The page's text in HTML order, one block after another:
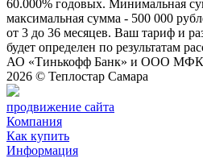
60.000% годовых. Минимальная
максимальная сумма - 500 000
от 3 до 36 месяцев. Ваш тариф и
будет определен по результатам
АО «Тинькофф Банк» и ООО МФК
2026 © Теплостар Самара
продвижение сайта
Компания
Как купить
Информация